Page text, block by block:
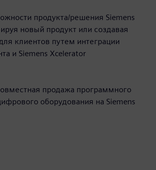
продукта/решения Siemens
новый продукт или создавая
клиентов путем интеграции
и Siemens Xcelerator
продажа программного
оборудования на Siemens